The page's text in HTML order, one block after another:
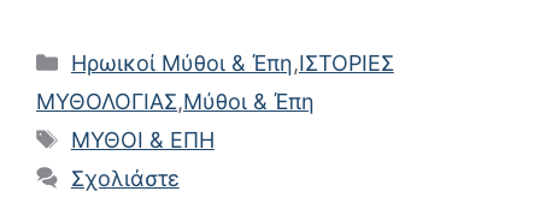
Κατηγορίες
Ηρωικοί Μύθοι & Έπη,ΙΣΤΟΡΙΕΣ
ΜΥΘΟΛΟΓΙΑΣ,Μύθοι & Έπη
Ετικέτες
ΜΥΘΟΙ & ΕΠΗ
Σχολιάστε